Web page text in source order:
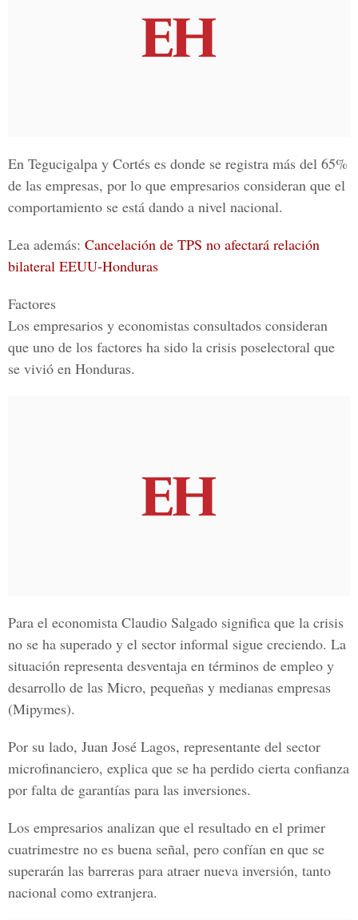
En Tegucigalpa y Cortés es donde se registra más del 65%
de las empresas, por lo que empresarios consideran que el
comportamiento se está dando a nivel nacional.
Lea además: Cancelación de TPS no afectará relación
bilateral EEUU-Honduras
Factores
Los empresarios y economistas consultados consideran
que uno de los factores ha sido la crisis poselectoral que
se vivió en Honduras.
Para el economista Claudio Salgado significa que la crisis
no se ha superado y el sector informal sigue creciendo. La
situación representa desventaja en términos de empleo y
desarrollo de las Micro, pequeñas y medianas empresas
(Mipymes).
Por su lado, Juan José Lagos, representante del sector
microfinanciero, explica que se ha perdido cierta confianza
por falta de garantías para las inversiones.
Los empresarios analizan que el resultado en el primer
cuatrimestre no es buena señal, pero confían en que se
superarán las barreras para atraer nueva inversión, tanto
nacional como extranjera.